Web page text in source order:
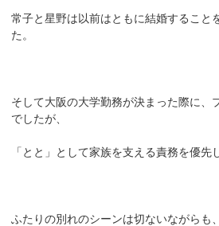
常子と星野は以前はともに結婚すること
た。
そして大阪の大学勤務が決まった際に、
でしたが、
「とと」として家族を支える責務を優先
ふたりの別れのシーンは切ないながらも